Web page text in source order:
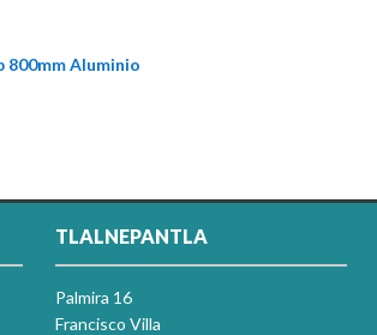
800mm Aluminio
TLALNEPANTLA
Palmira 16
Francisco Villa